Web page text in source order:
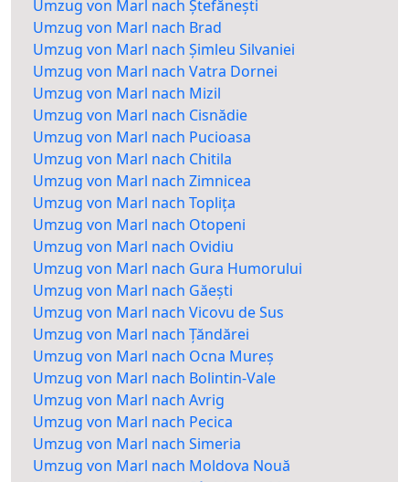
Umzug von Marl nach Ștefănești
Umzug von Marl nach Brad
Umzug von Marl nach Șimleu Silvaniei
Umzug von Marl nach Vatra Dornei
Umzug von Marl nach Mizil
Umzug von Marl nach Cisnădie
Umzug von Marl nach Pucioasa
Umzug von Marl nach Chitila
Umzug von Marl nach Zimnicea
Umzug von Marl nach Toplița
Umzug von Marl nach Otopeni
Umzug von Marl nach Ovidiu
Umzug von Marl nach Gura Humorului
Umzug von Marl nach Găești
Umzug von Marl nach Vicovu de Sus
Umzug von Marl nach Țăndărei
Umzug von Marl nach Ocna Mureș
Umzug von Marl nach Bolintin-Vale
Umzug von Marl nach Avrig
Umzug von Marl nach Pecica
Umzug von Marl nach Simeria
Umzug von Marl nach Moldova Nouă